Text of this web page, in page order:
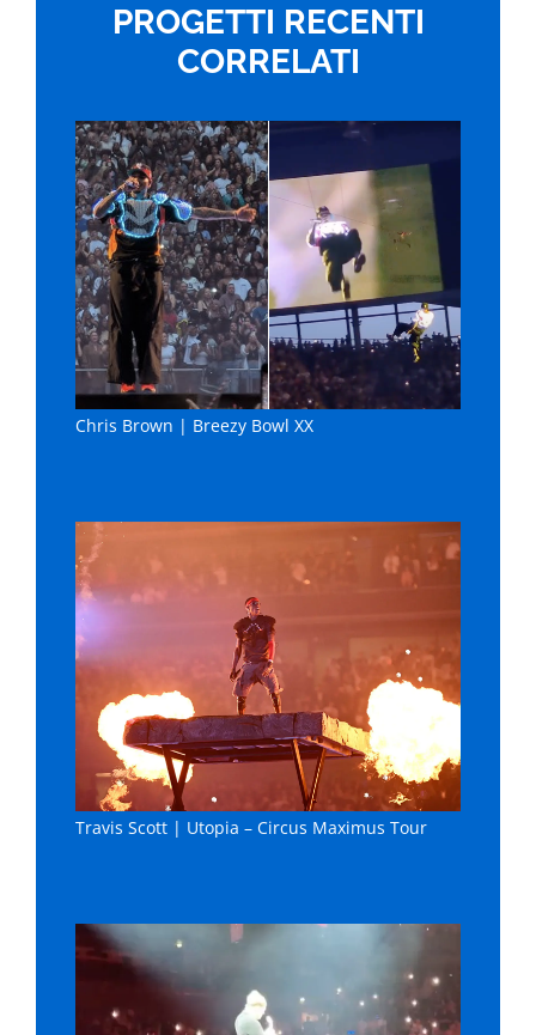
PROGETTI RECENTI
CORRELATI
Chris Brown | Breezy Bowl XX
Travis Scott | Utopia – Circus Maximus Tour